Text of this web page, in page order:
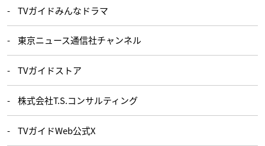
TVガイドみんなドラマ
東京ニュース通信社チャンネル
TVガイドストア
株式会社T.S.コンサルティング
TVガイドWeb公式X